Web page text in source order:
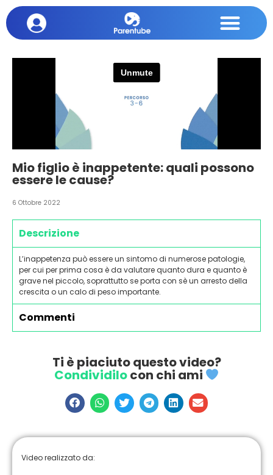
Mio figlio è inappetente: quali possono
essere le cause?
6 Ottobre 2022
Descrizione
L’inappetenza può essere un sintomo di numerose patologie,
per cui per prima cosa è da valutare quanto dura e quanto è
grave nel piccolo, soprattutto se porta con sè un arresto della
crescita o un calo di peso importante.
Commenti
Ti è piaciuto questo video?
Condividilocon chi ami
Video realizzato da: